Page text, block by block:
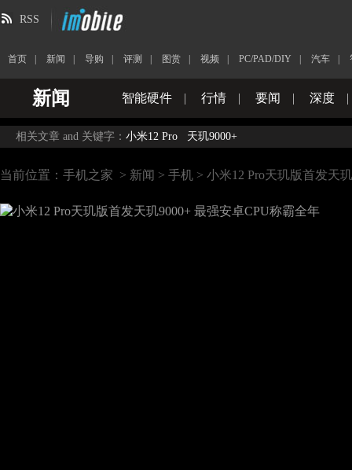
RSS
首页 新闻 导购 评测 图赏 视频 PC/PAD/DIY 汽车
新闻 智能硬件 | 行情 | 要闻 | 深度 |
相关文章 and 关键字： 小米12 Pro 天玑9000+
当前位置： 手机之家 > 新闻 > 手机 > 小米12 Pro天玑版首发天